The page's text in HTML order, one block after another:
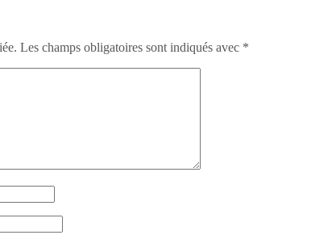
Les champs obligatoires sont indiqués avec *